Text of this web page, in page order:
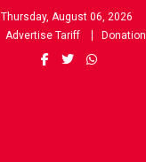
Thursday, August 06, 2026
Advertise Tariff Donation